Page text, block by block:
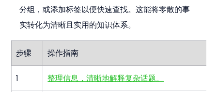
分组，或添加标签以便快速查找。这能将零散的事
实转化为清晰且实用的知识体系。
步骤 操作指南
1 整理信息，清晰地解释复杂话题。